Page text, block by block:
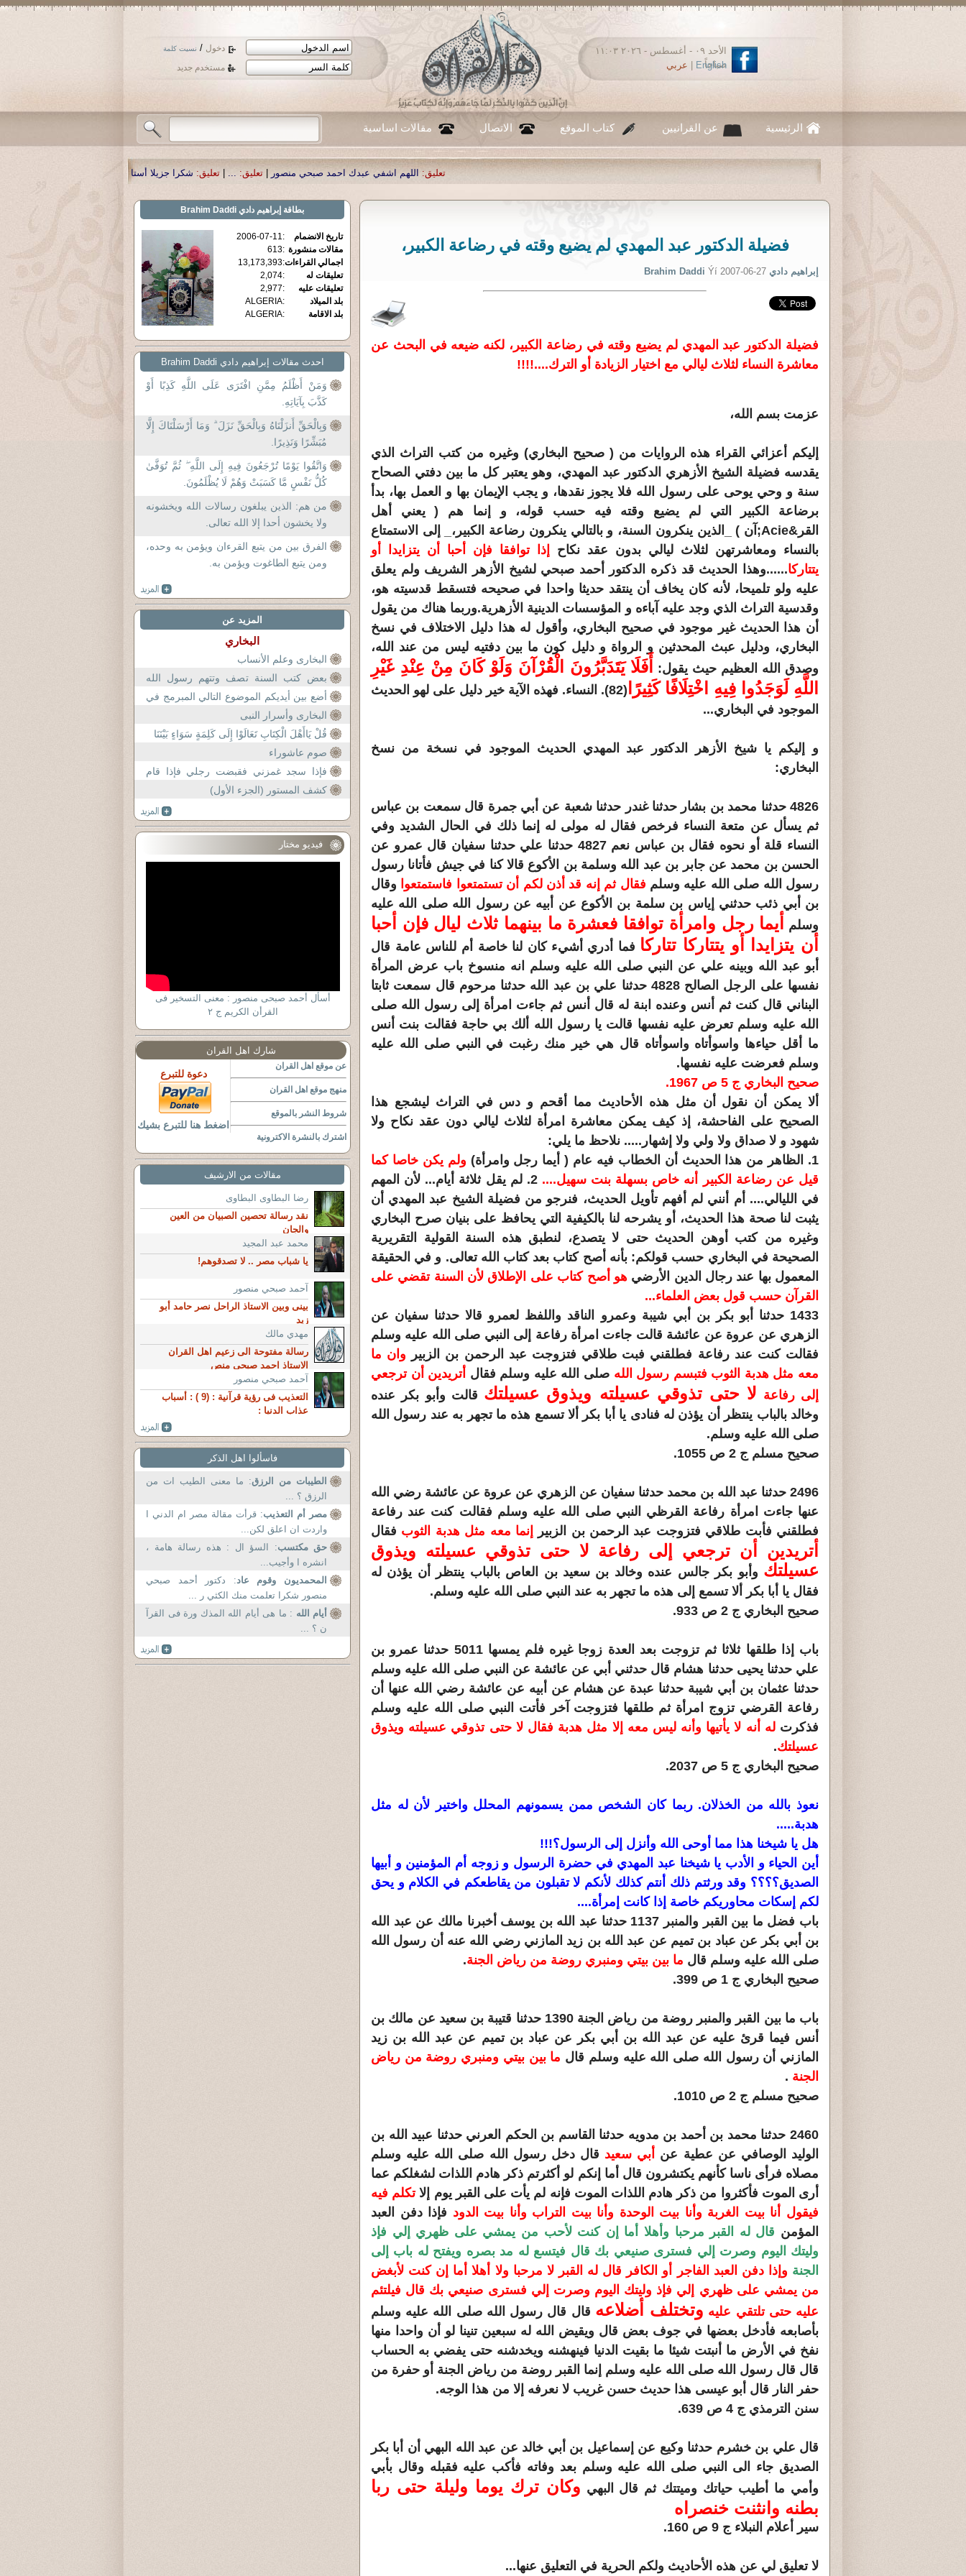
دخول / نسيت كلمة
مستخدم جديد
الأحد ٠٩ - أغسطس - ٢٠٢٦ ١١:٠٣
صباحاً
English عربي
الرئيسية عن القرانيين كتاب الموقع الاتصال مقالات اساسية
اللهم اشفي عبدك احمد صبحي منصور|تعليق: ...
|تعليق: شكرا جزيلا أستاذ حمد الحمد .أكرمكم الله .|تعليق:
فضيلة الدكتور عبد المهدي لم يضيع وقته في رضاعة الكبير،
إبراهيم دادي Brahim Daddi Ýí 2007-06-27
فضيلة الدكتور عبد المهدي لم يضيع وقته في رضاعة الكبير، لكنه ضيعه في البحث عن
معاشرة النساء لثلاث ليالي مع اختيار الزيادة أو الترك....!!!!
عزمت بسم الله،
إليكم أعزائي القراء هذه الروايات من ( صحيح البخاري) وغيره من كتب التراث الذي
يقدسه فضيلة الشيخ الأزهري الدكتور عبد المهدي، وهو يعتبر كل ما بين دفتي الصحاح
سنة و وحي يوحى على رسول الله فلا يجوز نقدها، و يجب الإيمان بها و العمل بها، بدأ
برضاعة الكبير التي لم يضيع وقته فيه حسب قوله، و إنما هم ( يعني أهل
القر&Acie;آن ) _الذين ينكرون السنة، و بالتالي ينكرون رضاعة الكبير،_ إلى الاستمتاع
بالنساء ومعاشرتهن لثلاث ليالي بدون عقد نكاح
إذا توافقا فإن أحبا أن يتزايدا أو
يتتاركا......وهذا الحديث قد ذكره الدكتور أحمد صبحي لشيخ الأزهر الشريف ولم يعلق
عليه ولو تلميحا، لأنه كان يخاف أن ينتقد حديثا واحدا في صحيحه فتسقط قدسيته هو،
وقدسية التراث الذي وجد عليه آباءه و المؤسسات الدينية الأزهرية.وربما هناك من يقول
أن هذا الحديث غير موجود في صحيح البخاري، وأقول له هذا دليل الاختلاف في نسخ
البخاري، ودليل عبث المحدثين و الرواة و دليل كون ما بين دفتيه ليس من عند الله،
وصدق الله العظيم حيث يقول:
أَفَلَا يَتَدَبَّرُونَ الْقُرْآنَ وَلَوْ كَانَ مِنْ عِنْدِ غَيْرِ
اللَّهِ لَوَجَدُوا فِيهِ اخْتِلَافًا كَثِيرًا
(82). النساء. فهذه الآية خير دليل على لهو الحديث
الموجود في البخاري...
و إليكم يا شيخ الأزهر الدكتور عبد المهدي الحديث الموجود في نسخة من نسخ
البخاري:
4826 حدثنا محمد بن بشار حدثنا غندر حدثنا شعبة عن أبي جمرة قال سمعت بن عباس
ثم يسأل عن متعة النساء فرخص فقال له مولى له إنما ذلك في الحال الشديد وفي
النساء قلة أو نحوه فقال بن عباس نعم 4827 حدثنا علي حدثنا سفيان قال عمرو عن
الحسن بن محمد عن جابر بن عبد الله وسلمة بن الأكوع قالا كنا في جيش فأتانا رسول
رسول الله صلى الله عليه وسلم فقال ثم إنه قد أذن لكم أن تستمتعوا فاستمتعوا وقال
بن أبي ذئب حدثني إياس بن سلمة بن الأكوع عن أبيه عن رسول الله صلى الله عليه
وسلم
أيما رجل وامرأة توافقا فعشرة ما بينهما ثلاث ليال فإن أحبا
أن يتزايدا أو يتتاركا تتاركا فما أدري أشيء كان لنا خاصة أم للناس عامة قال
أبو عبد الله وبينه علي عن النبي صلى الله عليه وسلم انه منسوخ باب عرض المرأة
نفسها على الرجل الصالح 4828 حدثنا علي بن عبد الله حدثنا مرحوم قال سمعت ثابتا
البناني قال كنت ثم أنس وعنده ابنة له قال أنس ثم جاءت امرأة إلى رسول الله صلى
الله عليه وسلم تعرض عليه نفسها قالت يا رسول الله ألك بي حاجة فقالت بنت أنس
ما أقل حياءها واسوأتاه واسوأتاه قال هي خير منك رغبت في النبي صلى الله عليه
وسلم فعرضت عليه نفسها.
صحيح البخاري ج 5 ص 1967.
ألا يمكن أن نقول أن مثل هذه الأحاديث مما أقحم و دس في التراث ليشجع هذا
الصحيح على الفاحشة، إذ كيف يمكن معاشرة امرأة لثلاث ليالي دون عقد نكاح ولا
شهود و لا صداق ولا ولي ولا إشهار..... نلاحظ ما يلي:
1. الظاهر من هذا الحديث أن الخطاب فيه عام ( أيما رجل وامرأة)
ولم يكن خاصا كما
قيل عن رضاعة الكبير أنه خاص بسهلة بنت سهيل.... 2. لم يقل ثلاثة أيام... لأن المهم
في الليالي.... أم أنني لم أفهم تأويل الحديث، فنرجو من فضيلة الشيخ عبد المهدي أن
يثبت لنا صحة هذا الحديث، أو يشرحه لنا بالكيفية التي يحافظ على بنيان صرح البخاري
وغيره من كتب أوهن الحديث حتى لا يتصدع، لنطبق هذه السنة القولية التقريرية
الصحيحة في البخاري حسب قولكم: بأنه أصح كتاب بعد كتاب الله تعالى. و في الحقيقة
المعمول بها عند رجال الدين الأرضيهو أصح كتاب على الإطلاق لأن السنة تقضي على
القرآن حسب قول بعض العلماء...
1433 حدثنا أبو بكر بن أبي شيبة وعمرو الناقد واللفظ لعمرو قالا حدثنا سفيان عن
الزهري عن عروة عن عائشة قالت جاءت امرأة رفاعة إلى النبي صلى الله عليه وسلم
فقالت كنت عند رفاعة فطلقني فبت طلاقي فتزوجت عبد الرحمن بن الزبير وان ما
معه مثل هدبة الثوب فتبسم رسول الله صلى الله عليه وسلم فقال أتريدين أن ترجعي
إلى رفاعة لا حتى تذوقي عسيلته ويذوق عسيلتك قالت وأبو بكر عنده
وخالد بالباب ينتظر أن يؤذن له فنادى يا أبا بكر ألا تسمع هذه ما تجهر به عند رسول الله
صلى الله عليه وسلم.
صحيح مسلم ج 2 ص 1055.
2496 حدثنا عبد الله بن محمد حدثنا سفيان عن الزهري عن عروة عن عائشة رضي الله
عنها جاءت امرأة رفاعة القرظي النبي صلى الله عليه وسلم فقالت كنت عند رفاعة
فطلقني فأبت طلاقي فتزوجت عبد الرحمن بن الزبير
إنما معه مثل هدبة الثوب فقال
أتريدين أن ترجعي إلى رفاعة لا حتى تذوقي عسيلته ويذوق
عسيلتك وأبو بكر جالس عنده وخالد بن سعيد بن العاص بالباب ينتظر أن يؤذن له
فقال يا أبا بكر ألا تسمع إلى هذه ما تجهر به عند النبي صلى الله عليه وسلم.
صحيح البخاري ج 2 ص 933.
باب إذا طلقها ثلاثا ثم تزوجت بعد العدة زوجا غيره فلم يمسها 5011 حدثنا عمرو بن
علي حدثنا يحيى حدثنا هشام قال حدثني أبي عن عائشة عن النبي صلى الله عليه وسلم
حدثنا عثمان بن أبي شيبة حدثنا عبدة عن هشام عن أبيه عن عائشة رضي الله عنها أن
رفاعة القرضي تزوج امرأة ثم طلقها فتزوجت آخر فأتت النبي صلى الله عليه وسلم
فذكرتله أنه لا يأتيها وأنه ليس معه إلا مثل هدبة فقال لا حتى تذوقي عسيلته ويذوق
عسيلتك.
صحيح البخاري ج 5 ص 2037.
نعوذ بالله من الخذلان. ربما كان الشخص ممن يسمونهم المحلل واختير لأن له مثل
هدبة.....
هل يا شيخنا هذا مما أوحى الله وأنزل إلى الرسول؟!!!
أين الحياء و الأدب يا شيخنا عبد المهدي في حضرة الرسول و زوجه أم المؤمنين و أبيها
الصديق؟؟؟؟ وقد ورثتم ذلك أنتم كذلك لأنكم لا تقبلون من يقاطعكم في الكلام و يحق
لكم إسكات محاوريكم خاصة إذا كانت إمرأة....
باب فضل ما بين القبر والمنبر 1137 حدثنا عبد الله بن يوسف أخبرنا مالك عن عبد الله
بن أبي بكر عن عباد بن تميم عن عبد الله بن زيد المازني رضي الله عنه أن رسول الله
صلى الله عليه وسلم قال ما بين بيتي ومنبري روضة من رياض الجنة.
صحيح البخاري ج 1 ص 399.
باب ما بين القبر والمنبر روضة من رياض الجنة 1390 حدثنا قتيبة بن سعيد عن مالك بن
أنس فيما قرئ عليه عن عبد الله بن أبي بكر عن عباد بن تميم عن عبد الله بن زيد
المازني أن رسول الله صلى الله عليه وسلم قال ما بين بيتي ومنبري روضة من رياض
الجنة .
صحيح مسلم ج 2 ص 1010.
2460 حدثنا محمد بن أحمد بن مدويه حدثنا القاسم بن الحكم العرني حدثنا عبيد الله بن
الوليد الوصافي عن عطية عن
أبي سعيد قال دخل رسول الله صلى الله عليه وسلم
مصلاه فرأى ناسا كأنهم يكتشرون قال أما إنكم لو أكثرتم ذكر هادم اللذات لشغلكم عما
أرى الموت فأكثروا من ذكر هادم اللذات الموت فإنه لم يأت على القبر يوم إلاتكلم فيه
فيقول أنا بيت الغربة وأنا بيت الوحدة وأنا بيت التراب وأنا بيت الدود فإذا دفن العبد
المؤمن قال له القبر مرحبا وأهلا أما إن كنت لأحب من يمشي على ظهري إلي فإذ
وليتك اليوم وصرت إلي فسترى صنيعي بك قال فيتسع له مد بصره ويفتح له باب إلى
الجنة وإذا دفن العبد الفاجر أو الكافر قال له القبر لا مرحبا ولا أهلا أما إن كنت لأبغض
من يمشي على ظهري إلي فإذ وليتك اليوم وصرت إلي فسترى صنيعي بك قال فيلتئم
عليه حتى تلتقي عليه وتختلف أضلاعه قال قال رسول الله صلى الله عليه وسلم
بأصابعه فأدخل بعضها في جوف بعض قال ويقيض الله له سبعين تنينا لو أن واحدا منها
نفخ في الأرض ما أنبتت شيئا ما بقيت الدنيا فينهشنه ويخدشنه حتى يفضي به الحساب
قال قال رسول الله صلى الله عليه وسلم إنما القبر روضة من رياض الجنة أو حفرة من
حفر النار قال أبو عيسى هذا حديث حسن غريب لا نعرفه إلا من هذا الوجه.
سنن الترمذي ج 4 ص 639.
قال علي بن خشرم حدثنا وكيع عن إسماعيل بن أبي خالد عن عبد الله البهي أن أبا بكر
الصديق جاء الى النبي صلى الله عليه وسلم بعد وفاته فأكب عليه فقبله وقال بأبي
وأمي ما أطيب حياتك وميتتك ثم قال البهي وكان ترك يوما وليلة حتى ربا
بطنه وانثنت خنصراه
سير أعلام النبلاء ج 9 ص 160.
لا تعليق لي عن هذه الأحاديث ولكم الحرية في التعليق عنها...
بطاقة إبراهيم دادي Brahim Daddi
تاريخ الانضمام :
2006-07-11
مقالات منشورة :
613
اجمالي القراءات:
13,173,393
تعليقات له
:
2,074
تعليقات عليه
:
2,977
بلد الميلاد
:
ALGERIA
بلد الاقامة
:
ALGERIA
احدث مقالات إبراهيم دادي Brahim Daddi
وَمَنْ أَظْلَمُ مِمَّنِ افْتَرَى عَلَى اللَّهِ كَذِبًا أَوْ
كَذَّبَ بِآيَاتِهِ.
وَبِالْحَقِّ أَنزَلْنَاهُ وَبِالْحَقِّ نَزَلَ ۗ وَمَا أَرْسَلْنَاكَ إِلَّا
مُبَشِّرًا وَنَذِيرًا.
وَاتَّقُوا يَوْمًا تُرْجَعُونَ فِيهِ إِلَى اللَّهِ ۖ ثُمَّ تُوَفَّىٰ
كُلُّ نَفْسٍ مَّا كَسَبَتْ وَهُمْ لَا يُظْلَمُونَ.
من هم: الذين يبلغون رسالات الله ويخشونه
ولا يخشون أحدا إلا الله تعالى.
الفرق بين من يتبع القرءان ويؤمن به وحده،
ومن يتبع الطاغوت ويؤمن به.
المزيد عن
البخاري
البخارى وعلم الأنساب
بعض كتب السنة تصف وتتهم رسول الله
محمدا بالمداهنة، والتعبير عما ليس في
أضع بين أيديكم الموضوع التالي المبرمج في
الرواق وهو أكذوبة عذاب القبر
البخارى وأسرار النبى
قُلْ يَاأَهْلَ الْكِتَابِ تَعَالَوْا إِلَى كَلِمَةٍ سَوَاءٍ بَيْنَنَا
صوم عاشوراء
فإذا سجد غمزني فقبضت رجلي فإذا قام
بسطتهما
كشف المستور (الجزء الأول)
فيديو مختار
أسأل أحمد صبحى منصور : معنى التسخير فى
القرأن الكريم ج ٢
شارك اهل القران
عن موقع اهل القران
منهج موقع اهل القران
شروط النشر بالموقع
اشترك بالنشرة الاكترونية
دعوة للتبرع
اضغط هنا للتبرع بشيك
مقالات من الارشيف
رضا البطاوى البطاوى
نقد رسالة تحصين الصبيان من العين
والجان
محمد عبد المجيد
يا شباب مصر .. لا تصدقوهم!
آحمد صبحي منصور
بينى وبين الاستاذ الراحل نصر حامد أبو
زيد
مهدي مالك
رسالة مفتوحة الى زعيم اهل القران
الاستاذ احمد صبحي منص
آحمد صبحي منصور
التعذيب فى رؤية قرآنية : (9 ) : أسباب
عذاب الدنيا :
فاسألوا اهل الذكر
الطيبات من الرزق: ما معنى الطيب ات من
الرزق ؟ ...
مصر أم التعذيب: قرأت مقالة مصر ام الدني ا
واردت ان اعلق لكن...
حق مكتسب: السؤ ال : هذه رسالة هامة ،
انشره ا وأجيب...
المحمديون وقوم عاد: دكتور أحمد صبحي
منصور شكرا تعلمت منك الكثي ر ...
أيام الله : ما هى أيام الله المذك ورة فى القرآ
ن ؟ ...